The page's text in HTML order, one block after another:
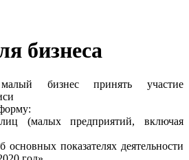
бизнеса
бизнес принять участие
(малых предприятий, включая
показателях деятельности